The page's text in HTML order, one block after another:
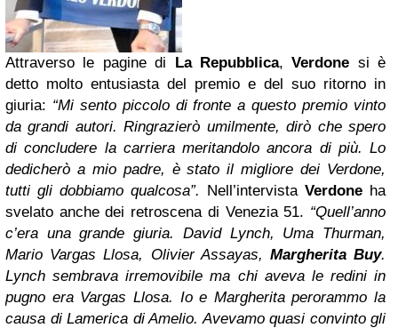
Attraverso le pagine di La Repubblica,Verdone si è
detto molto entusiasta del premio e del suo ritorno in
giuria: “Mi sento piccolo di fronte a questo premio vinto
da grandi autori. Ringrazierò umilmente, dirò che spero
di concludere la carriera meritandolo ancora di più. Lo
dedicherò a mio padre, è stato il migliore dei Verdone,
tutti gli dobbiamo qualcosa”. Nell’intervista Verdone ha
svelato anche dei retroscena di Venezia 51. “Quell’anno
c’era una grande giuria. David Lynch, Uma Thurman,
Mario Vargas Llosa, Olivier Assayas, Margherita Buy.
Lynch sembrava irremovibile ma chi aveva le redini in
pugno era Vargas Llosa. Io e Margherita perorammo la
causa di Lamerica di Amelio. Avevamo quasi convinto gli